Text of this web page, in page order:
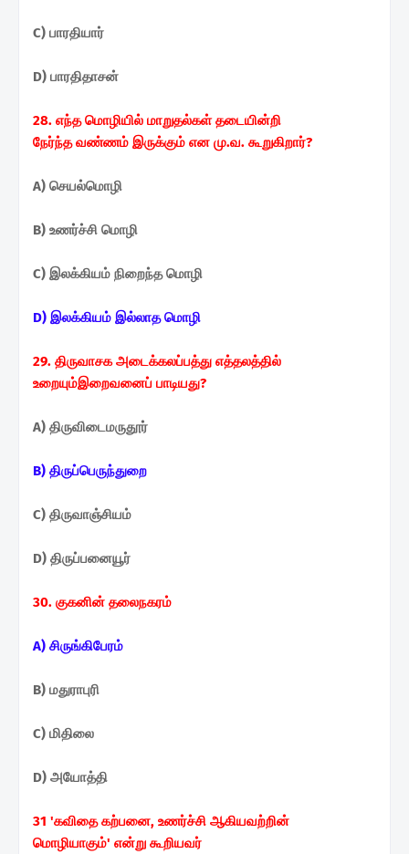
C) பாரதியார்
D) பாரதிதாசன்
28. எந்த மொழியில் மாறுதல்கள் தடையின்றி
நேர்ந்தவண்ணம் இருக்கும் என மு.வ. கூறுகிறார்?
A) செயல்மொழி
B) உணர்ச்சி மொழி
C) இலக்கியம் நிறைந்த மொழி
D) இலக்கியம் இல்லாத மொழி
29. திருவாசக அடைக்கலப்பத்து எத்தலத்தில்
உறையும்இறைவனைப் பாடியது?
A) திருவிடைமருதூர்
B) திருப்பெருந்துறை
C) திருவாஞ்சியம்
D) திருப்பனையூர்
30. குகனின் தலைநகரம்
A) சிருங்கிபேரம்
B) மதுராபுரி
C) மிதிலை
D) அயோத்தி
31 'கவிதை கற்பனை, உணர்ச்சி ஆகியவற்றின்
மொழியாகும்' என்று கூறியவர்